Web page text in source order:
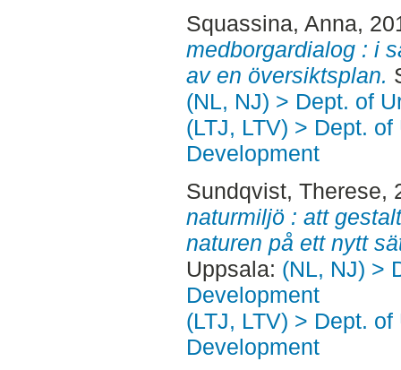
Squassina, Anna,
medborgardialog : i
av en översiktsplan.
(NL, NJ) > Dept. of
(LTJ, LTV) > Dept.
Development
Sundqvist, Therese,
naturmiljö : att
naturen på ett nytt
Uppsala: (NL, NJ) >
Development
(LTJ, LTV) > Dept.
Development